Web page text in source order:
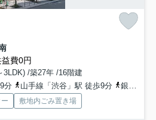
費0円
3LDK) /築27年 /16階建
分
山手線「渋谷」駅 徒歩9分 銀座線「渋谷」駅 徒歩5分
敷地内ごみ置き場